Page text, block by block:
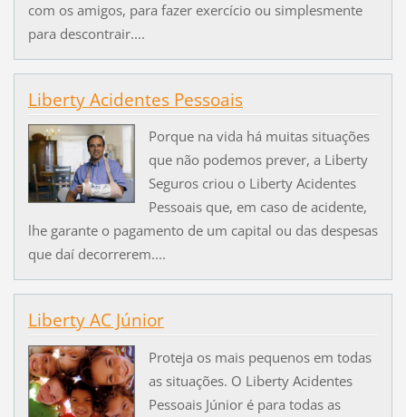
com os amigos, para fazer exercício ou simplesmente
para descontrair....
Liberty Acidentes Pessoais
Porque na vida há muitas situações
que não podemos prever, a Liberty
Seguros criou o Liberty Acidentes
Pessoais que, em caso de acidente,
lhe garante o pagamento de um capital ou das despesas
que daí decorrerem....
Liberty AC Júnior
Proteja os mais pequenos em todas
as situações. O Liberty Acidentes
Pessoais Júnior é para todas as